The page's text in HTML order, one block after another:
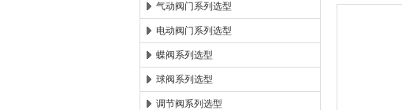
郑州森玛自控阀门有限公司
气动阀门系列选型
电动阀门系列选型
蝶阀系列选型
球阀系列选型
调节阀系列选型